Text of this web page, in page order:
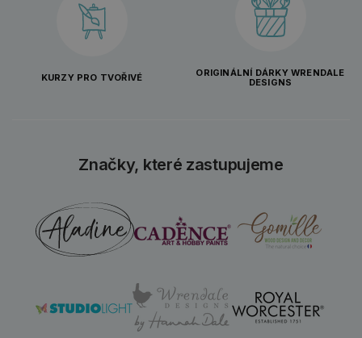
KURZY PRO TVOŘIVÉ
ORIGINÁLNÍ DÁRKY WRENDALE
DESIGNS
Značky, které zastupujeme